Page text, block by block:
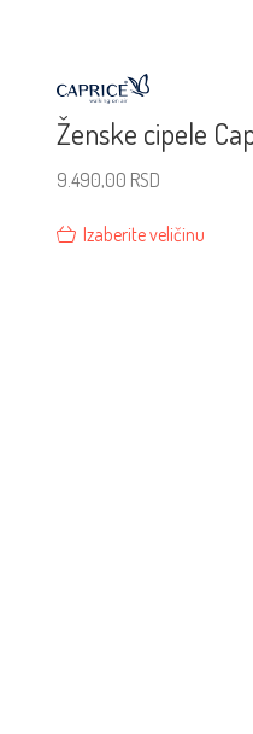
Ženske cipele
9.490,00 RSD
Izaberite veličinu